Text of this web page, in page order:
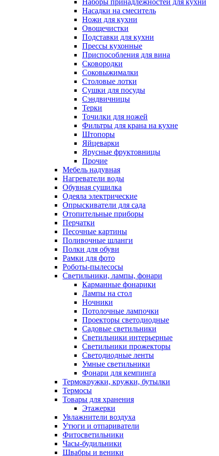
Наборы принадлежностей для кухни
Насадки на смеситель
Ножи для кухни
Овощечистки
Подставки для кухни
Прессы кухонные
Приспособления для вина
Сковородки
Соковыжималки
Столовые лотки
Сушки для посуды
Сэндвичницы
Терки
Точилки для ножей
Фильтры для крана на кухне
Штопоры
Яйцеварки
Ярусные фруктовницы
Прочие
Мебель надувная
Нагреватели воды
Обувная сушилка
Одеяла электрические
Опрыскиватели для сада
Отопительные приборы
Перчатки
Песочные картины
Поливочные шланги
Полки для обуви
Рамки для фото
Роботы-пылесосы
Светильники, лампы, фонари
Карманные фонарики
Лампы на стол
Ночники
Потолочные лампочки
Проекторы светодиодные
Садовые светильники
Светильники интерьерные
Светильники прожекторы
Светодиодные ленты
Умные светильники
Фонари для кемпинга
Термокружки, кружки, бутылки
Термосы
Товары для хранения
Этажерки
Увлажнители воздуха
Утюги и отпариватели
Фитосветильники
Часы-будильники
Швабры и веники